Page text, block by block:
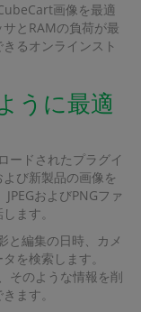
画像を最適
とRAMの負荷が最
るオンラインスト
うに最適
ードされたプラグイ
び新製品の画像を
およびPNGファ
ます。
と編集の日時、カメ
を検索します。
そのような情報を削
ます。